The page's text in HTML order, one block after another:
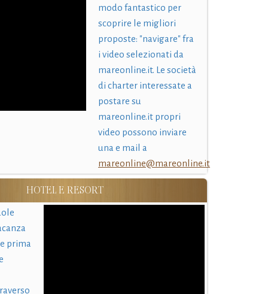
modo fantastico per
scoprire le migliori
proposte: "navigare" fra
i video selezionati da
mareonline.it. Le società
di charter interessate a
postare su
mareonline.it propri
video possono inviare
una e mail a
mareonline@mareonline.it
HOTEL E RESORT
prima